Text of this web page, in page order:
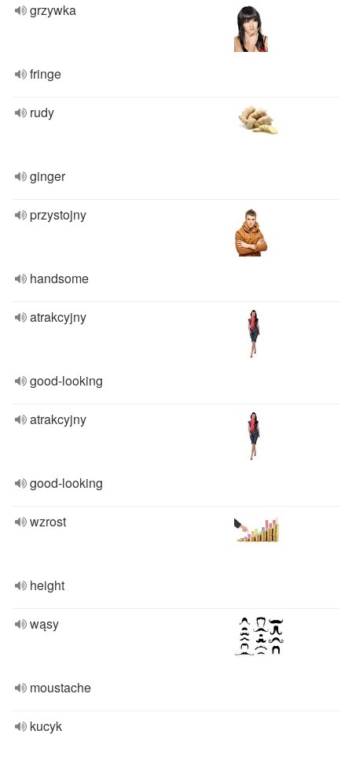
grzywka
fringe
rudy
ginger
przystojny
handsome
atrakcyjny
good-looking
atrakcyjny
good-looking
wzrost
height
wąsy
moustache
kucyk